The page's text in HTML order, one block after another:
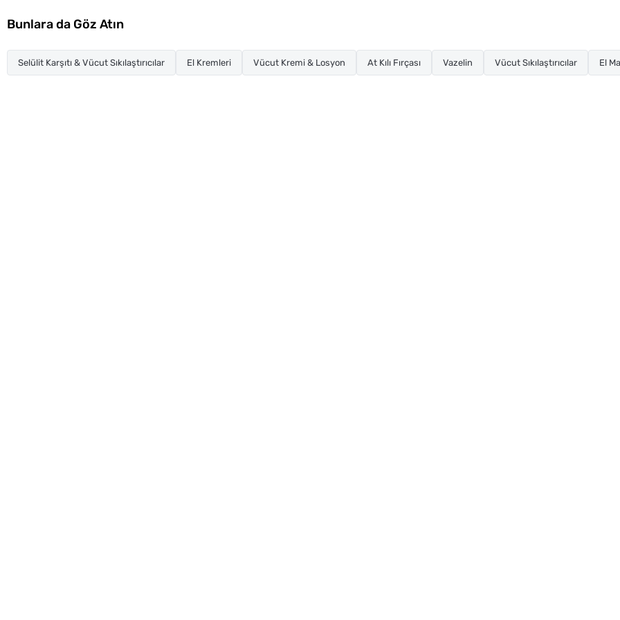
Bunlara da Göz Atın
Selülit Karşıtı & Vücut Sıkılaştırıcılar El Kremleri Vücut Kremi & Losyon At Kılı Fırçası Vazelin Vücut Sıkılaştırıcılar El